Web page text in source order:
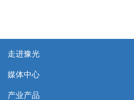
走进豫光
媒体中心
产业产品